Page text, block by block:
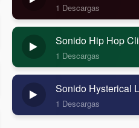
1 Descargas
Sonido Hip Hop
1 Descargas
Sonido Hysterical
1 Descargas